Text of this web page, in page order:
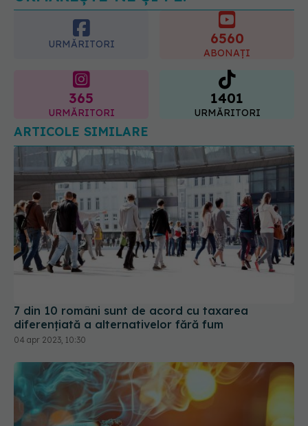
08.08.2026, 20:00
URMĂRITORI
ABONAȚI
URMĂRITORI
1401
URMĂRITORI
ARTICOLE SIMILARE
7 din 10 români sunt de acord cu taxarea
04 apr 2023, 10:30